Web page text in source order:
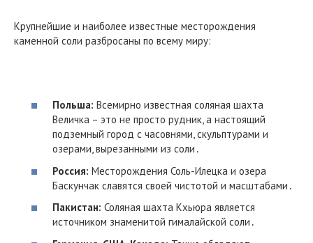
Крупнейшие и наиболее известные месторождения
каменной соли разбросаны по всему миру:
Польша: Всемирно известная соляная шахта
Величка – это не просто рудник, а настоящий
подземный город с часовнями, скульптурами и
озерами, вырезанными из соли․
Россия: Месторождения Соль-Илецка и озера
Баскунчак славятся своей чистотой и масштабами․
Пакистан: Соляная шахта Кхьюра является
источником знаменитой гималайской соли․